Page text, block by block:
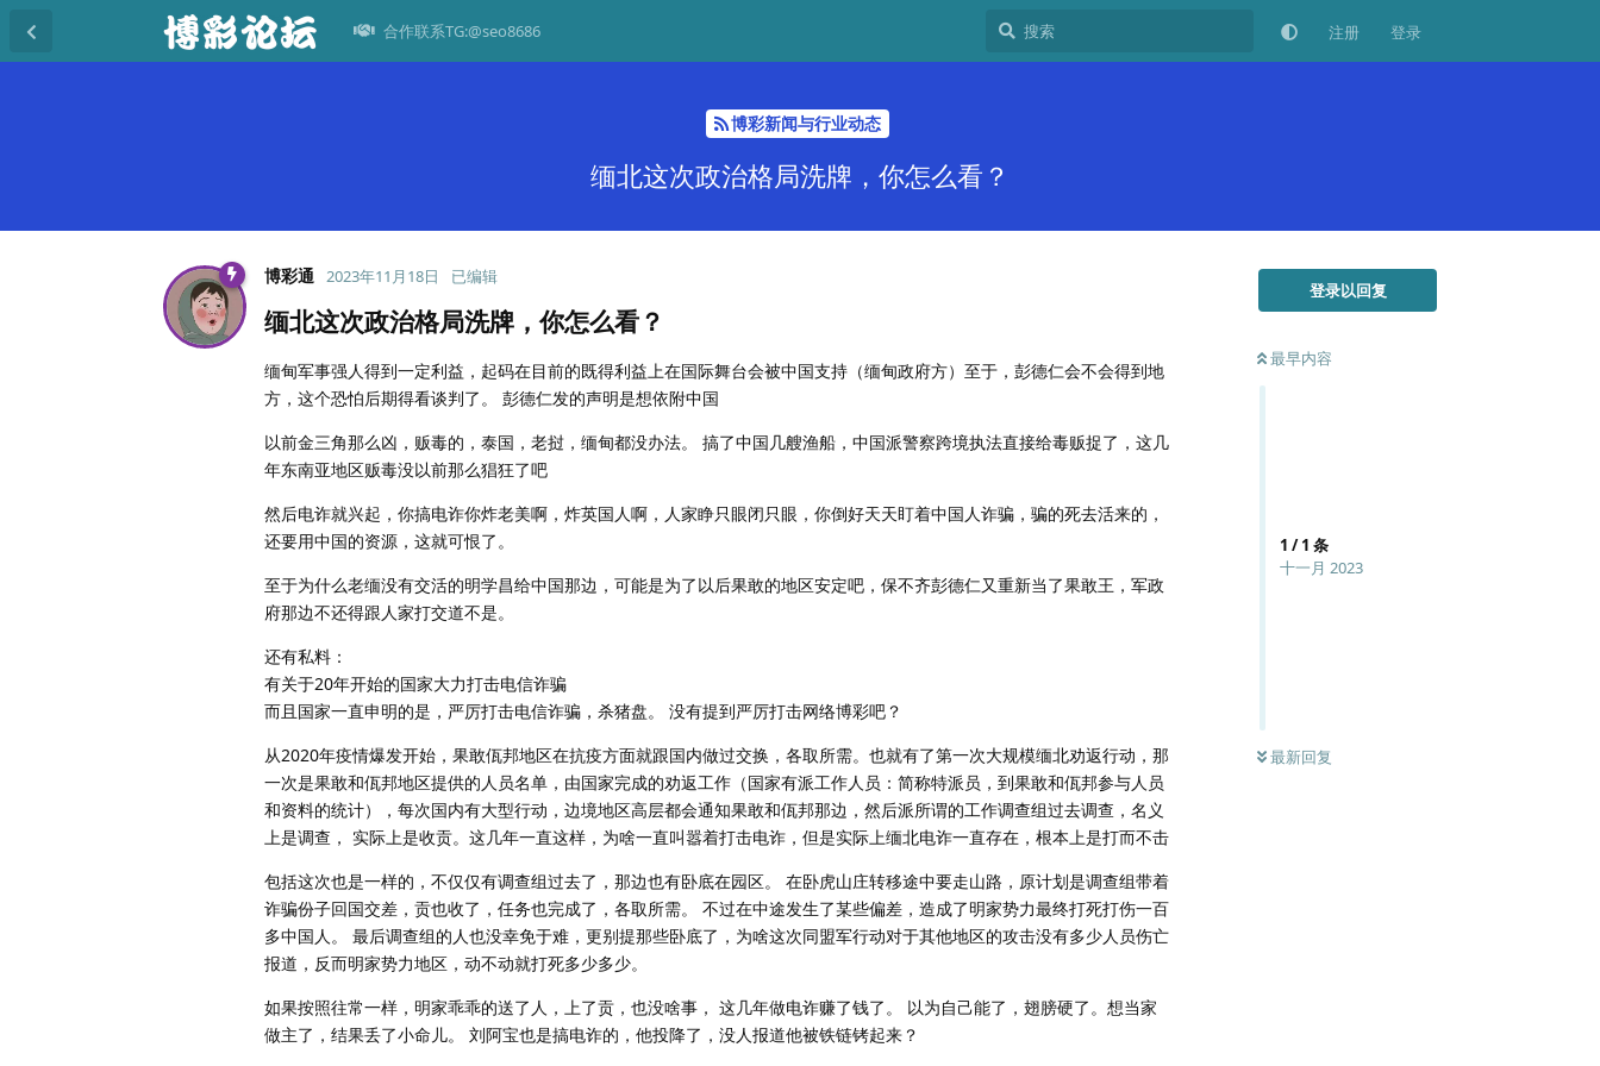
合作联系TG:@seo8686 注册 登录
博彩新闻与行业动态
缅北这次政治格局洗牌，你怎么看？
登录以回复
最早内容
1 /1 条
十一月 2023
最新回复
博彩通 2023年11月18日 已编辑
缅北这次政治格局洗牌，你怎么看？
缅甸军事强人得到一定利益，起码在目前的既得利益上在国际舞台会被中国支持（缅甸政府方）至于，彭德仁会不会得到地
方，这个恐怕后期得看谈判了。 彭德仁发的声明是想依附中国
以前金三角那么凶，贩毒的，泰国，老挝，缅甸都没办法。 搞了中国几艘渔船，中国派警察跨境执法直接给毒贩捉了，这几
年东南亚地区贩毒没以前那么猖狂了吧
然后电诈就兴起，你搞电诈你炸老美啊，炸英国人啊，人家睁只眼闭只眼，你倒好天天盯着中国人诈骗，骗的死去活来的，
还要用中国的资源，这就可恨了。
至于为什么老缅没有交活的明学昌给中国那边，可能是为了以后果敢的地区安定吧，保不齐彭德仁又重新当了果敢王，军政
府那边不还得跟人家打交道不是。
还有私料：
有关于20年开始的国家大力打击电信诈骗
而且国家一直申明的是，严厉打击电信诈骗，杀猪盘。 没有提到严厉打击网络博彩吧？
从2020年疫情爆发开始，果敢佤邦地区在抗疫方面就跟国内做过交换，各取所需。也就有了第一次大规模缅北劝返行动，那
一次是果敢和佤邦地区提供的人员名单，由国家完成的劝返工作（国家有派工作人员：简称特派员，到果敢和佤邦参与人员
和资料的统计），每次国内有大型行动，边境地区高层都会通知果敢和佤邦那边，然后派所谓的工作调查组过去调查，名义
上是调查， 实际上是收贡。这几年一直这样，为啥一直叫嚣着打击电诈，但是实际上缅北电诈一直存在，根本上是打而不击
包括这次也是一样的，不仅仅有调查组过去了，那边也有卧底在园区。 在卧虎山庄转移途中要走山路，原计划是调查组带着
诈骗份子回国交差，贡也收了，任务也完成了，各取所需。 不过在中途发生了某些偏差，造成了明家势力最终打死打伤一百
多中国人。 最后调查组的人也没幸免于难，更别提那些卧底了，为啥这次同盟军行动对于其他地区的攻击没有多少人员伤亡
报道，反而明家势力地区，动不动就打死多少多少。
如果按照往常一样，明家乖乖的送了人，上了贡，也没啥事， 这几年做电诈赚了钱了。 以为自己能了，翅膀硬了。想当家
做主了，结果丢了小命儿。 刘阿宝也是搞电诈的，他投降了，没人报道他被铁链铐起来？